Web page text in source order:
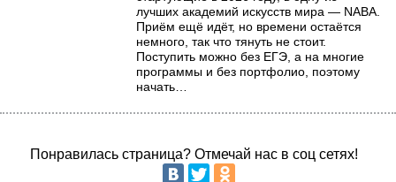
лучших академий искусств мира — NABA.
Приём ещё идёт, но времени остаётся
немного, так что тянуть не стоит.
Поступить можно без ЕГЭ, а на многие
программы и без портфолио, поэтому
начать…
Понравилась страница? Отмечай нас в соц сетях!